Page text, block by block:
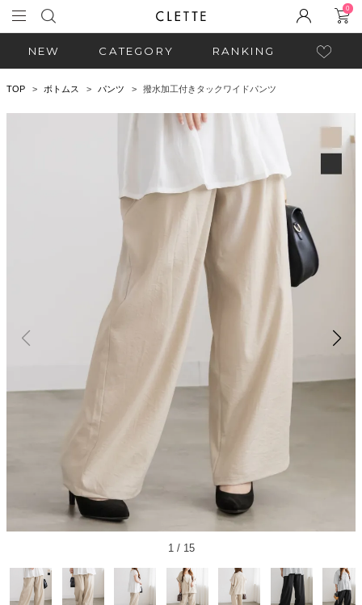
0
NEW CATEGORY RANKING
TOP ボトムス パンツ 撥水加工付きタックワイドパンツ
1/ 15